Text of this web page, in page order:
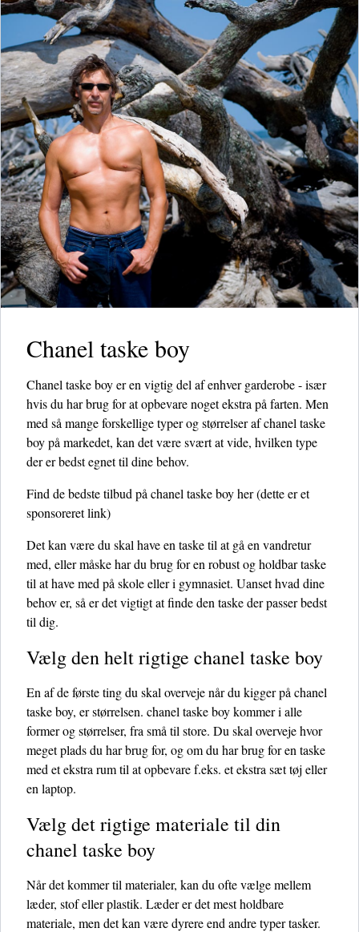
Chanel taske boy
Chanel taske boy er en vigtig del af enhver garderobe - især
hvis du har brug for at opbevare noget ekstra på farten. Men
med så mange forskellige typer og størrelser af chanel taske
boy på markedet, kan det være svært at vide, hvilken type
der er bedst egnet til dine behov.
Find de bedste tilbud på chanel taske boy her(dette er et
sponsoreret link)
Det kan være du skal have en taske til at gå en vandretur
med, eller måske har du brug for en robust og holdbar taske
til at have med på skole eller i gymnasiet. Uanset hvad dine
behov er, så er det vigtigt at finde den taske der passer bedst
til dig.
Vælg den helt rigtige chanel taske boy
En af de første ting du skal overveje når du kigger på chanel
taske boy, er størrelsen. chanel taske boy kommer i alle
former og størrelser, fra små til store. Du skal overveje hvor
meget plads du har brug for, og om du har brug for en taske
med et ekstra rum til at opbevare f.eks. et ekstra sæt tøj eller
en laptop.
Vælg det rigtige materiale til din
chanel taske boy
Når det kommer til materialer, kan du ofte vælge mellem
læder, stof eller plastik. Læder er det mest holdbare
materiale, men det kan være dyrere end andre typer tasker.